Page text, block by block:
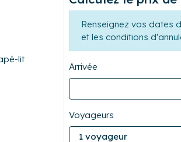
lit
Renseignez vos dates
et les conditions
Arrivée
Voyageurs